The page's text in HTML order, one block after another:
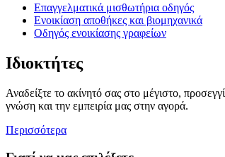
Επαγγελματικά μισθωτήρια οδηγός
Ενοικίαση αποθήκες και βιομηχανικά
Οδηγός ενοικίασης γραφείων
Ιδιοκτήτες
Αναδείξτε το ακίνητό σας στο μέγιστο,
γνώση και την εμπειρία μας στην αγορά.
Περισσότερα